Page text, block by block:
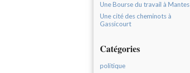
Une Bourse du travail à Mantes
Une cité des cheminots à
Gassicourt
Catégories
politique